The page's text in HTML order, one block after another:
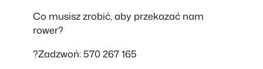
Co musisz zrobić, aby przekazać nam
rower?
?Zadzwoń: 570 267 165